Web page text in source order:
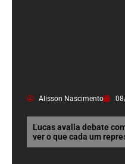
Alisson Nascimento
Lucas avalia debate
ver o que cada um